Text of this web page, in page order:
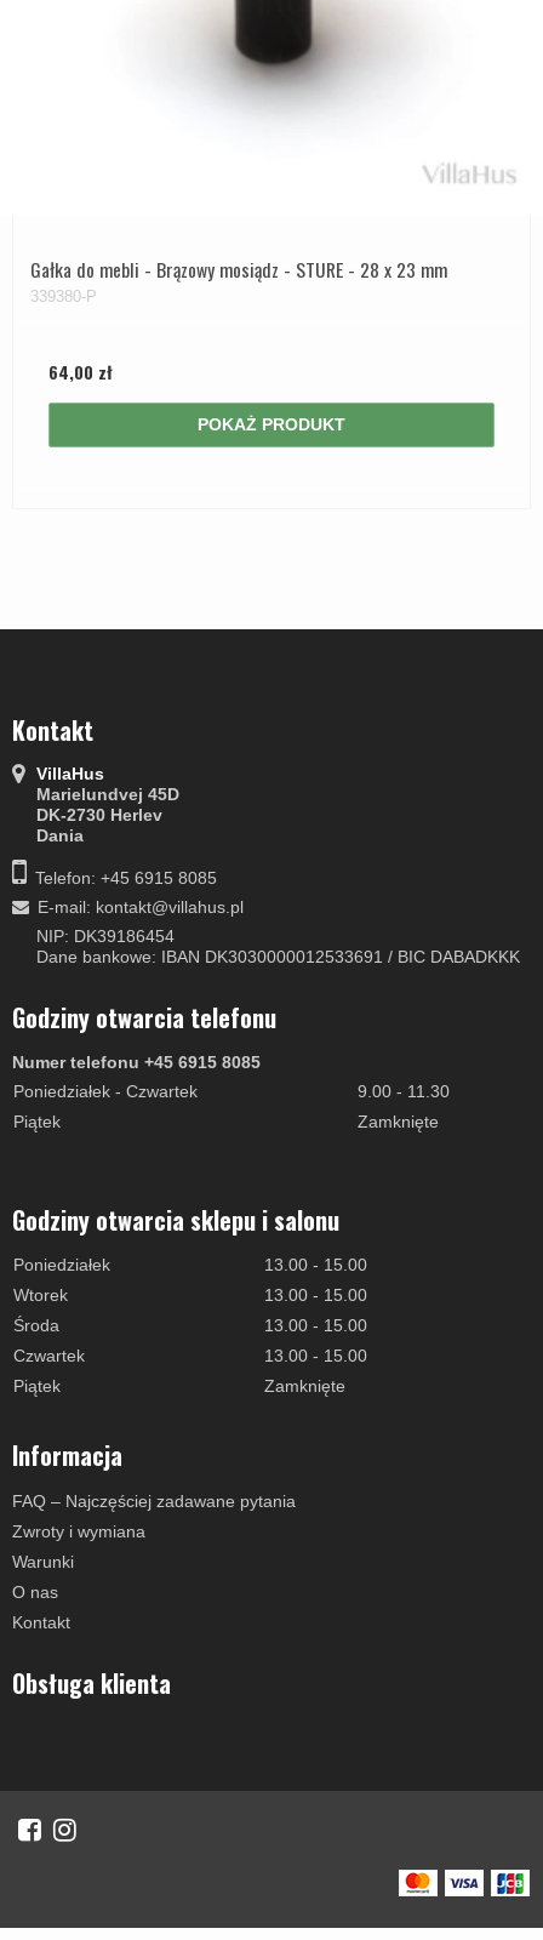
Gałka do mebli - Brązowy mosiądz - STURE - 28 x 23 mm
339380-P
64,00 zł
POKAŻ PRODUKT
Kontakt
VillaHus
Marielundvej 45D
DK-2730 Herlev
Dania
Telefon: +45 6915 8085
E-mail: kontakt@villahus.pl
NIP: DK39186454
Dane bankowe: IBAN DK3030000012533691 / BIC DABADKKK
Godziny otwarcia telefonu
Numer telefonu +45 6915 8085
Poniedziałek - Czwartek
9.00 - 11.30
Piątek
Zamknięte
Godziny otwarcia sklepu i salonu
Poniedziałek
13.00 - 15.00
Wtorek
13.00 - 15.00
Środa
13.00 - 15.00
Czwartek
13.00 - 15.00
Piątek
Zamknięte
Informacja
FAQ – Najczęściej zadawane pytania
Zwroty i wymiana
Warunki
O nas
Kontakt
Obsługa klienta